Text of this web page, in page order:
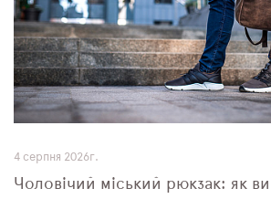
4 серпня 2026г.
Чоловічий міський рюкзак: як